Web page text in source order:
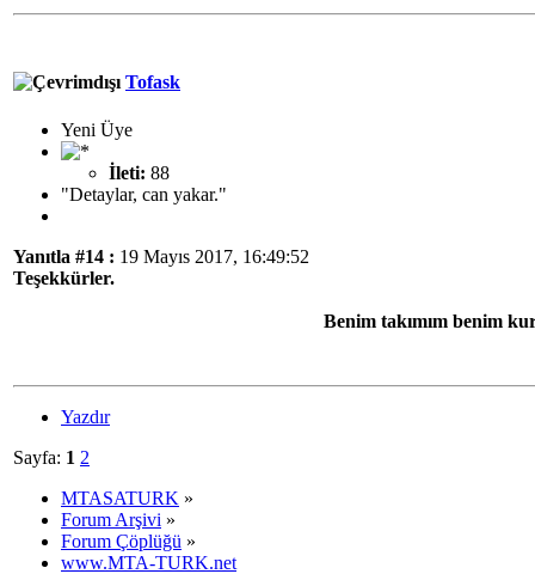
Tofask
Yeni Üye
İleti: 88
"Detaylar, can yakar."
Yanıtla #14 : 19 Mayıs 2017, 16:49:52
Teşekkürler.
Benim takımım benim
Yazdır
Sayfa: 1 2
MTASATURK »
Forum Arşivi »
Forum Çöplüğü »
www.MTA-TURK.net